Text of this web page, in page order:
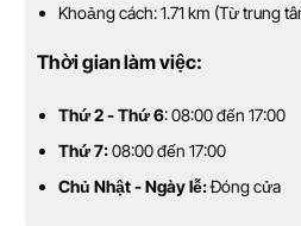
Khoảng cách: 1.71 km (Từ trung
Thời gian làm việc:
Thứ 2 - Thứ 6: 08:00 đến 17:00
Thứ 7:08:00 đến 17:00
Chủ Nhật - Ngày lễ:Đóng cửa